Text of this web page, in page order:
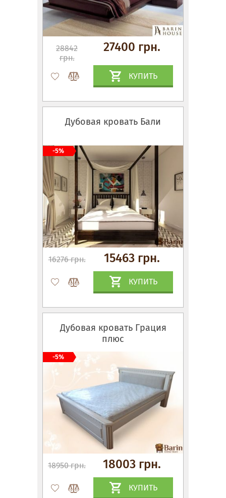
28842
грн.
27400 грн.
КУПИТЬ
Дубовая кровать Бали
16276 грн. 15463 грн.
КУПИТЬ
-5%
Дубовая кровать Грация
плюс
18950 грн. 18003 грн.
КУПИТЬ
-5%